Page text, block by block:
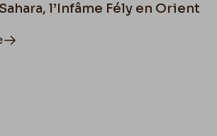
l’Infâme Fély en Orient